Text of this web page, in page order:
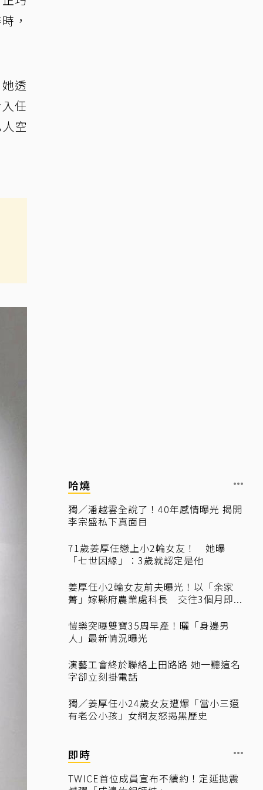
，
透
任
空
哈燒
獨／潘越雲全說了！40年感情曝光 揭開
李宗盛私下真面目
71歲姜厚任戀上小2輪女友！ 她曝
「七世因緣」：3歲就認定是他
姜厚任小2輪女友前夫曝光！以「余家
菁」嫁縣府農業處科長 交往3個月即...
愷樂突曝雙寶35周早產！曬「身邊男
人」最新情況曝光
演藝工會終於聯絡上田路路 她一聽這名
字卻立刻掛電話
獨／姜厚任小24歲女友遭爆「當小三還
有老公小孩」女網友怒揭黑歷史
即時
TWICE首位成員宣布不續約！定延拋震